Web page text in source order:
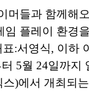
머들과 함께해
임 플레이 환경
:서영식, 이하
5월 24일까지
)에서 개최되는